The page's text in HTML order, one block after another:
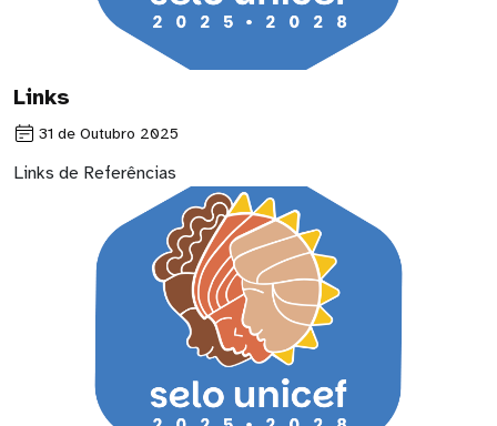
Links
31 de Outubro 2025
Links de Referências